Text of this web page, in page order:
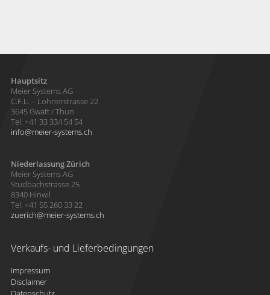
Hauptsitz
Meier Systems AG
C.F.L. – Lohnerstrasse 22
3645 Gwatt / Thun
Tel. +41 33 334 54 54
info
meier-systems.ch
Niederlassung Zürich
Meier Systems AG
Studbachstrasse 25
8340 Hinwil
Tel. +41 55 260 33 22
zuerich
meier-systems.ch
Verkaufs- und Lieferbedingungen
Impressum
Disclaimer